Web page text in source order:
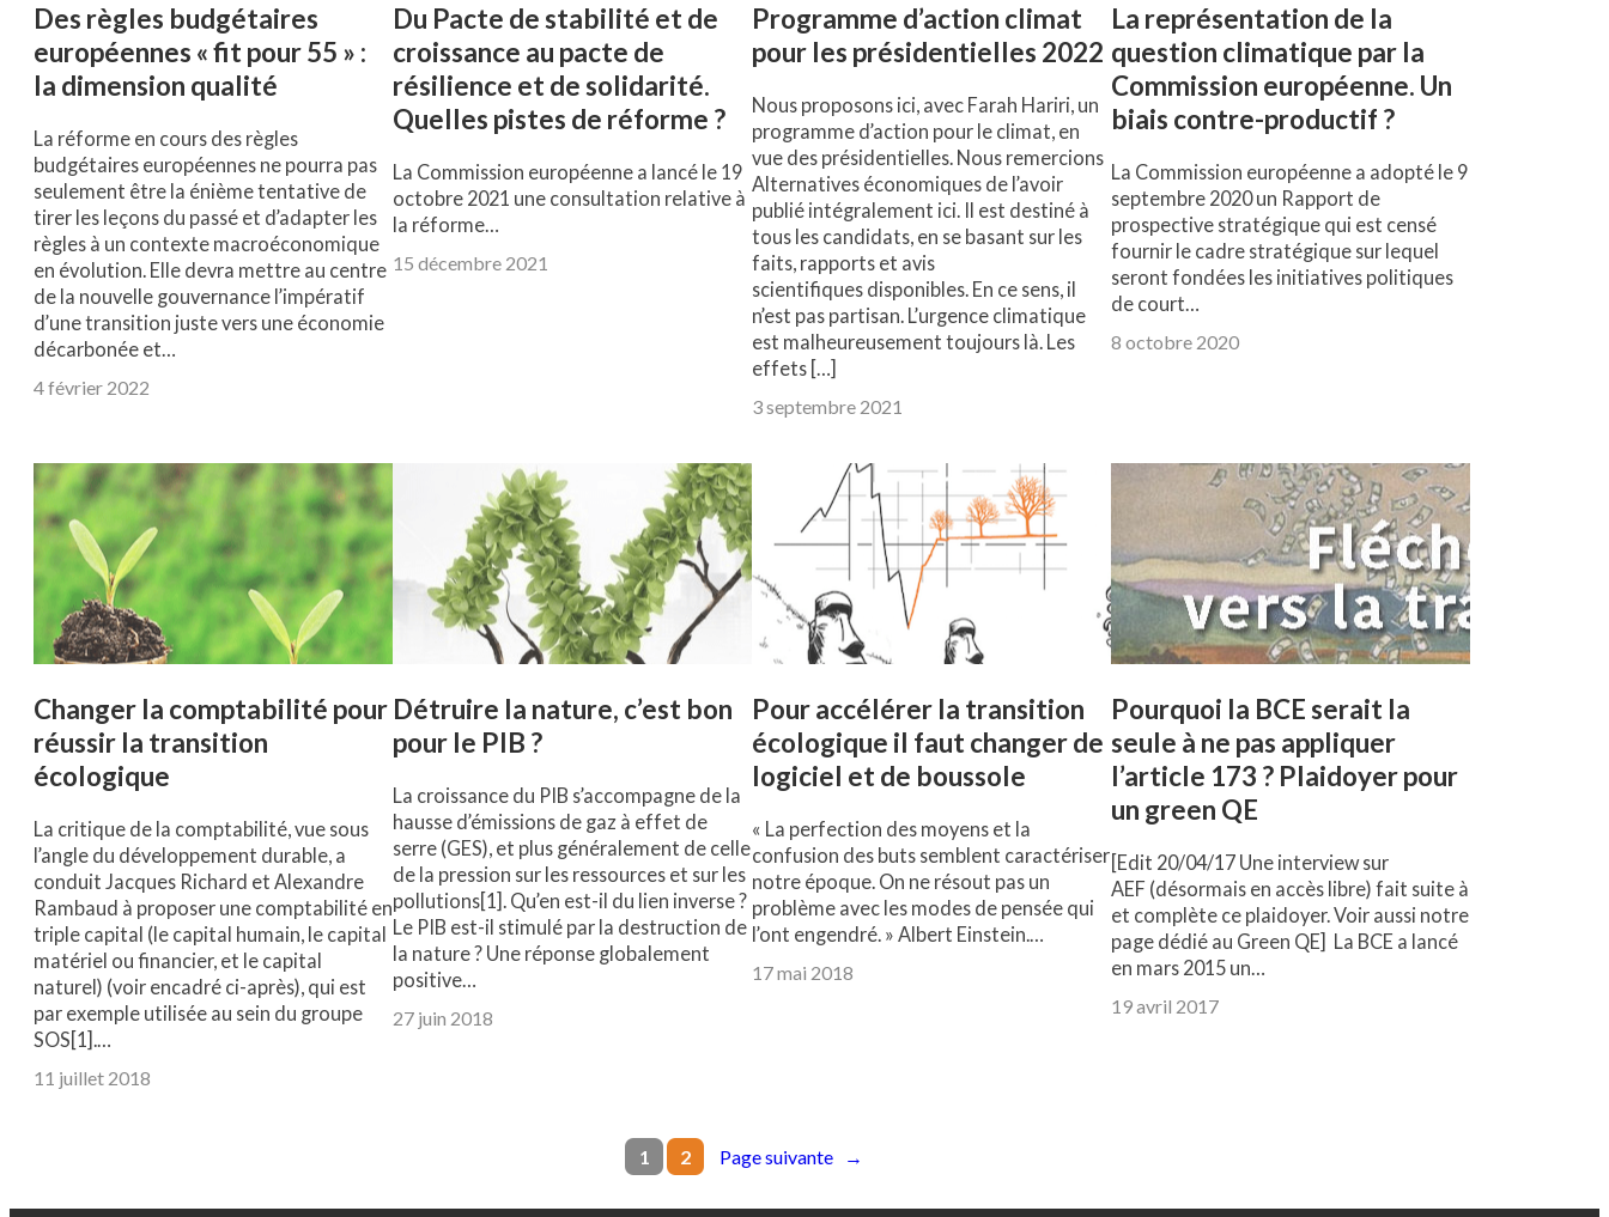
Des règles budgétaires
européennes « fit pour 55 » :
la dimension qualité
La réforme en cours des règles
budgétaires européennes ne pourra pas
seulement être la énième tentative de
tirer les leçons du passé et d’adapter les
règles à un contexte macroéconomique
en évolution. Elle devra mettre au centre
de la nouvelle gouvernance l’impératif
d’une transition juste vers une économie
décarbonée et…
4 février 2022
Du Pacte de stabilité et de
croissance au pacte de
résilience et de solidarité.
Quelles pistes de réforme ?
La Commission européenne a lancé le 19
octobre 2021 une consultation relative à
la réforme…
15 décembre 2021
Programme d’action climat
pour les présidentielles 2022
Nous proposons ici, avec Farah Hariri, un
programme d’action pour le climat, en
vue des présidentielles. Nous remercions
Alternatives économiques de l’avoir
publié intégralement ici. Il est destiné à
tous les candidats, en se basant sur les
faits, rapports et avis
scientifiques disponibles. En ce sens, il
n’est pas partisan. L’urgence climatique
est malheureusement toujours là. Les
effets […]
3 septembre 2021
La représentation de la
question climatique par la
Commission européenne. Un
biais contre-productif ?
La Commission européenne a adopté le 9
septembre 2020 un Rapport de
prospective stratégique qui est censé
fournir le cadre stratégique sur lequel
seront fondées les initiatives politiques
de court…
8 octobre 2020
Changer la comptabilité pour
réussir la transition
écologique
La critique de la comptabilité, vue sous
l’angle du développement durable, a
conduit Jacques Richard et Alexandre
Rambaud à proposer une comptabilité en
triple capital (le capital humain, le capital
matériel ou financier, et le capital
naturel) (voir encadré ci-après), qui est
par exemple utilisée au sein du groupe
SOS[1].…
11 juillet 2018
Détruire la nature, c’est bon
pour le PIB ?
La croissance du PIB s’accompagne de la
hausse d’émissions de gaz à effet de
serre (GES), et plus généralement de celle
de la pression sur les ressources et sur les
pollutions[1]. Qu’en est-il du lien inverse ?
Le PIB est-il stimulé par la destruction de
la nature ? Une réponse globalement
positive…
27 juin 2018
Pour accélérer la transition
écologique il faut changer de
logiciel et de boussole
« La perfection des moyens et la
confusion des buts semblent caractériser
notre époque. On ne résout pas un
problème avec les modes de pensée qui
l’ont engendré. » Albert Einstein.…
17 mai 2018
Pourquoi la BCE serait la
seule à ne pas appliquer
l’article 173 ? Plaidoyer pour
un green QE
[Edit 20/04/17 Une interview sur
AEF (désormais en accès libre) fait suite à
et complète ce plaidoyer. Voir aussi notre
page dédié au Green QE] La BCE a lancé
en mars 2015 un…
19 avril 2017
1 2 Page suivante →